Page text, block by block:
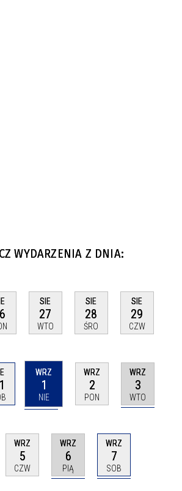
WYDARZENIA Z DNIA:
SIE
27
WTO
SIE
28
ŚRO
SIE
29
CZW
WRZ
1
NIE
WRZ
2
PON
WRZ
3
WTO
WRZ
5
CZW
WRZ
6
PIĄ
WRZ
7
SOB